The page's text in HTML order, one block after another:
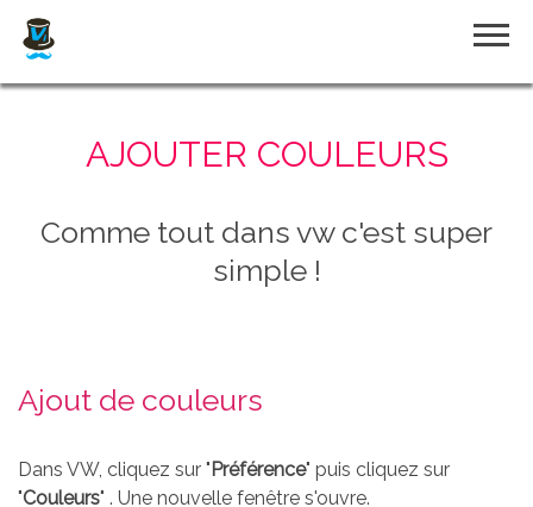
Thème
AJOUTER COULEURS
Comme tout dans vw c'est super
simple !
Ajout de couleurs
Dans VW, cliquez sur "Préférence" puis cliquez sur
"Couleurs" . Une nouvelle fenêtre s'ouvre.